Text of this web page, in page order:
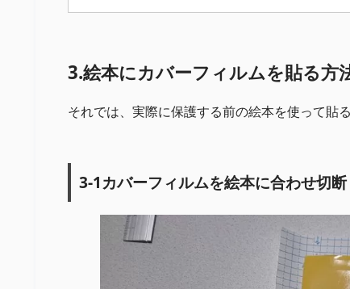
3.絵本にカバーフィルムを貼る方
それでは、実際に保護する前の絵本を使って貼
3-1カバーフィルムを絵本に合わせ切断